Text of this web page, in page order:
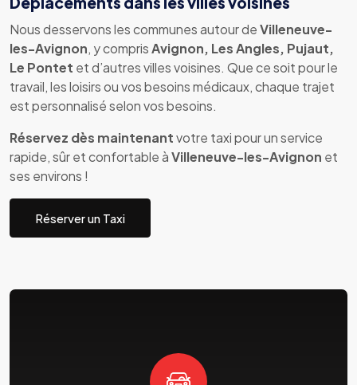
Nous desservons les communes autour deVilleneuve-
les-Avignon, y comprisAvignon, Les Angles, Pujaut,
Le Pontet et d’autres villes voisines. Que ce soit pour le
travail, les loisirs ou vos besoins médicaux, chaque trajet
est personnalisé selon vos besoins.
Réservez dès maintenantvotre taxi pour un service
rapide, sûr et confortable àVilleneuve-les-Avignon et
ses environs !
Réserver un Taxi